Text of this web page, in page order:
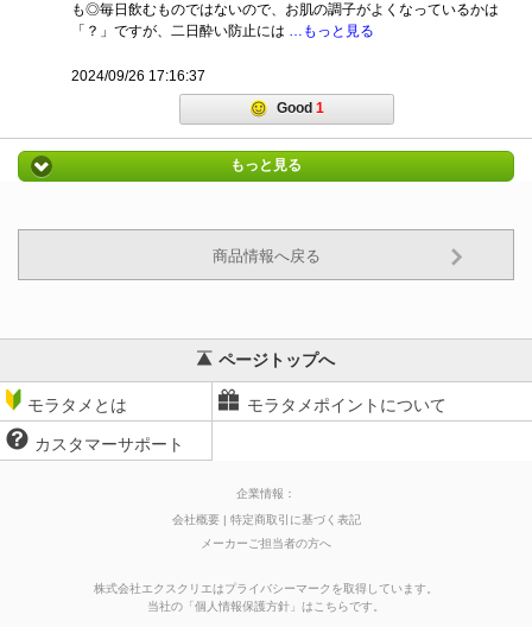
も◎毎日飲むものではないので、お肌の調子がよくなっているかは
「？」ですが、二日酔い防止には …もっと見る
2024/09/26 17:16:37
Good 1
もっと見る
商品情報へ戻る
ページトップへ
モラタメとは モラタメポイントについて
カスタマーサポート
企業情報：
会社概要
特定商取引に基づく表記
メーカーご担当者の方へ
株式会社エクスクリエはプライバシーマークを取得しています。
当社の 「個人情報保護方針 」はこちらです。